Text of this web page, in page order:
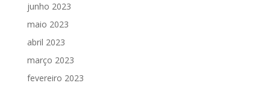
junho 2023
maio 2023
abril 2023
março 2023
fevereiro 2023